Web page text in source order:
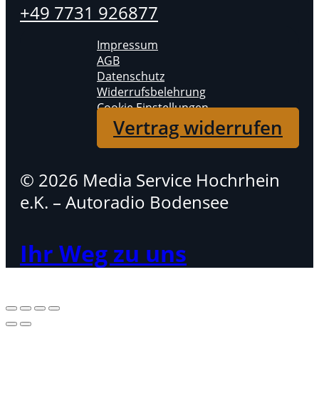
+49 7731 926877
Impressum
AGB
Datenschutz
Widerrufsbelehrung
Cookie Einstellungen
Vertrag widerrufen
© 2026 Media Service Hochrhein
e.K. – Autoradio Bodensee
Ihr Weg zu uns